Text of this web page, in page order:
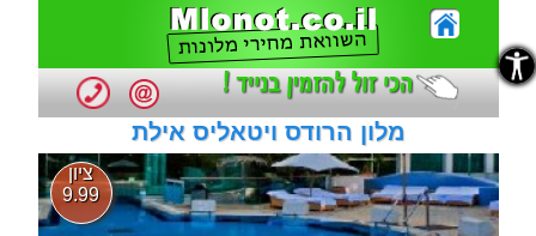
מלון הרודס ויטאליס אילת
ציון
9.99
נגישות
נגישות